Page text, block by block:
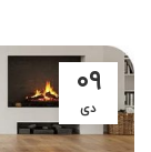
۰۹
دی